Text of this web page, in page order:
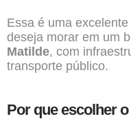
Essa é uma
deseja morar em um
Matilde, com
transporte público.
Por que escolher